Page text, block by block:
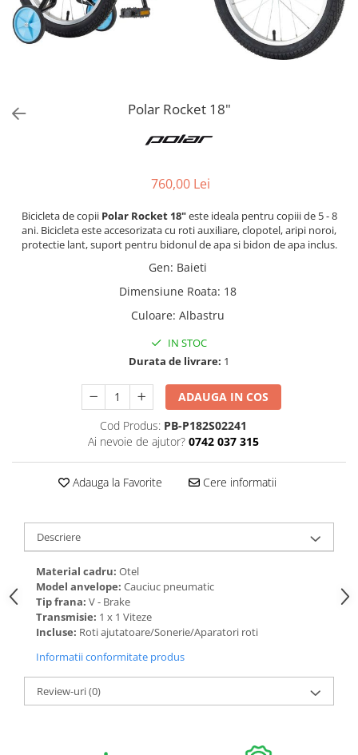
Polar Rocket 18"
760,00 Lei
Bicicleta de copii Polar Rocket 18"este ideala pentru copiii de 5 - 8
ani. Bicicleta este accesorizata cu roti auxiliare, clopotel, aripi noroi,
protectie lant, suport pentru bidonul de apa si bidon de apa inclus.
Gen: Baieti
Dimensiune Roata: 18
Culoare: Albastru
IN STOC
Durata de livrare: 1
ADAUGA IN COS
Cod Produs: PB-P182S02241
Ai nevoie de ajutor? 0742 037 315
Adauga la Favorite Cere informatii
Descriere
Material cadru: Otel
Model anvelope: Cauciuc pneumatic
Tip frana: V - Brake
Transmisie: 1 x 1 Viteze
Incluse: Roti ajutatoare/Sonerie/Aparatori roti
Informatii conformitate produs
Review-uri(0)